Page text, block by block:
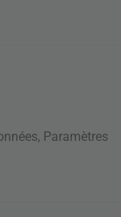
, Paramètres